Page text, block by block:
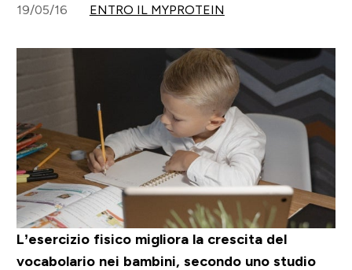
19/05/16 ENTRO IL MYPROTEIN
L’esercizio fisico migliora la crescita del
vocabolario nei bambini, secondo uno studio